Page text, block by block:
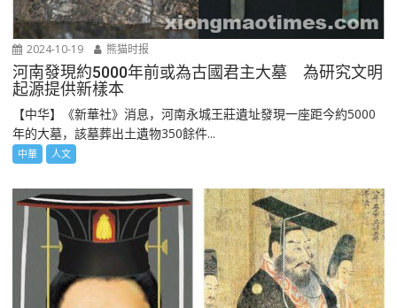
2024-10-19 熊猫时报
河南發現約5000年前或為古國君主大墓 為研究文明
起源提供新樣本
【中华】《新華社》消息，河南永城王莊遺址發現一座距今約5000
年的大墓，該墓葬出土遺物350餘件...
中華 人文